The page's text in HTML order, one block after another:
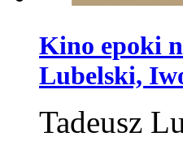
Kino epoki
Lubelski,
Tadeusz